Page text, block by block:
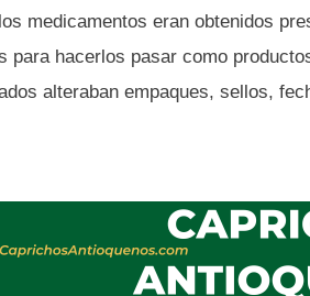
medicamentos eran obtenidos
para hacerlos pasar como
alteraban empaques, sellos,